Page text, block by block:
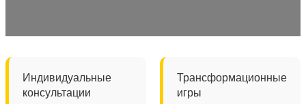
Индивидуальные
консультации
Трансформационные
игры